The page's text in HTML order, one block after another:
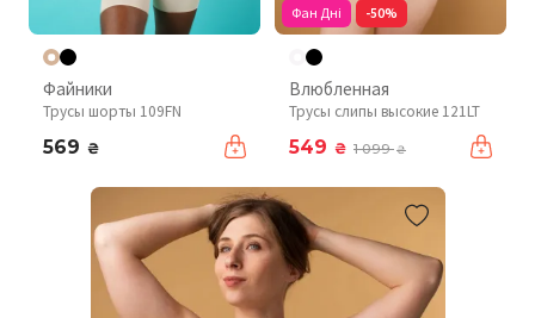
Файники
Трусы шорты 109FN
569 ₴
Фан Дні -50%
Влюбленная
Трусы слипы высокие 121LT
549 ₴ 1 099₴